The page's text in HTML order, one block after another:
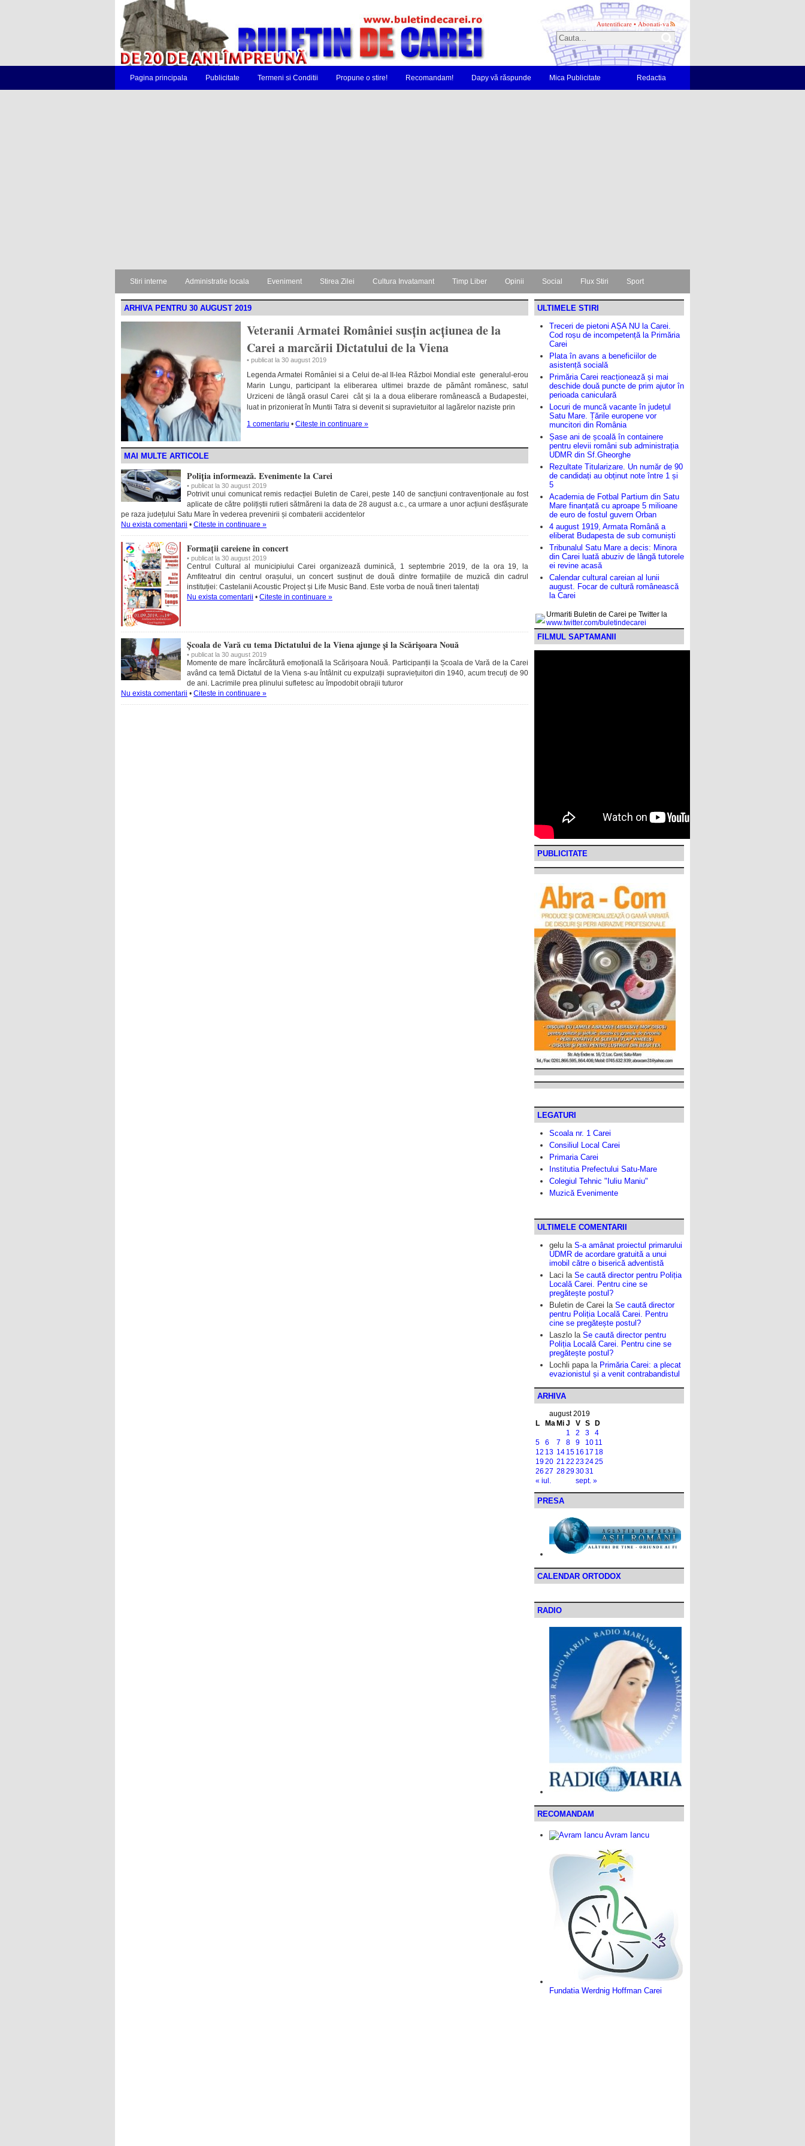
Autentificare • Abonati-va
Pagina principala Publicitate Termeni si Conditii Propune o stire! Recomandam! Dapy vă răspunde Mica Publicitate Redactia
Stiri interne Administratie locala Eveniment Stirea Zilei Cultura Invatamant Timp Liber Opinii Social Flux Stiri Sport
ARHIVA PENTRU 30 AUGUST 2019
Veteranii Armatei României susțin acțiunea de la
Carei a marcării Dictatului de la Viena
• publicat la 30 august 2019
Legenda Armatei României si a Celui de-al II-lea Război Mondial este generalul-erou
Marin Lungu, participant la eliberarea ultimei brazde de pământ românesc, satul
Urziceni de lângă orasul Carei cât și la a doua eliberare românească a Budapestei,
luat in prizonierat în Muntii Tatra si devenit si supravietuitor al lagărelor naziste prin
1 comentariu • Citeste in continuare »
MAI MULTE ARTICOLE
Poliția informează. Evenimente la Carei
• publicat la 30 august 2019
Potrivit unui comunicat remis redacției Buletin de Carei, peste 140 de sancțiuni contravenționale au fost
aplicate de către polițiștii rutieri sătmăreni la data de 28 august a.c., ca urmare a unor acțiuni desfășurate
pe raza județului Satu Mare în vederea prevenirii și combaterii accidentelor
Nu exista comentarii • Citeste in continuare »
Formații careiene în concert
• publicat la 30 august 2019
Centrul Cultural al municipiului Carei organizează duminică, 1 septembrie 2019, de la ora 19, la
Amfiteatrul din centrul orașului, un concert susținut de două dintre formațiile de muzică din cadrul
instituției: Castelanii Acoustic Project și Life Music Band. Este vorba de nouă tineri talentați
Nu exista comentarii • Citeste in continuare »
Școala de Vară cu tema Dictatului de la Viena ajunge și la Scărișoara Nouă
• publicat la 30 august 2019
Momente de mare încărcătură emoțională la Scărișoara Nouă. Participanții la Școala de Vară de la Carei
având ca temă Dictatul de la Viena s-au întâlnit cu expulzații supraviețuitori din 1940, acum trecuți de 90
de ani. Lacrimile prea plinului sufletesc au împodobit obrajii tuturor
Nu exista comentarii • Citeste in continuare »
ULTIMELE STIRI
Treceri de pietoni AȘA NU la Carei.
Cod roșu de incompetență la Primăria
Carei
Plata în avans a beneficiilor de
asistență socială
Primăria Carei reacționează și mai
deschide două puncte de prim ajutor în
perioada caniculară
Locuri de muncă vacante în județul
Satu Mare. Țările europene vor
muncitori din România
Șase ani de școală în containere
pentru elevii români sub administrația
UDMR din Sf.Gheorghe
Rezultate Titularizare. Un număr de 90
de candidați au obținut note între 1 și
5
Academia de Fotbal Partium din Satu
Mare finanțată cu aproape 5 milioane
de euro de fostul guvern Orban
4 august 1919, Armata Română a
eliberat Budapesta de sub comuniști
Tribunalul Satu Mare a decis: Minora
din Carei luată abuziv de lângă tutorele
ei revine acasă
Calendar cultural careian al lunii
august. Focar de cultură românească
la Carei
Urmariti Buletin de Carei pe Twitter la
www.twitter.com/buletindecarei
FILMUL SAPTAMANII
PUBLICITATE
LEGATURI
Scoala nr. 1 Carei
Consiliul Local Carei
Primaria Carei
Institutia Prefectului Satu-Mare
Colegiul Tehnic "Iuliu Maniu"
Muzică Evenimente
ULTIMELE COMENTARII
gelu la S-a amânat proiectul primarului
UDMR de acordare gratuită a unui
imobil către o biserică adventistă
Laci la Se caută director pentru Poliția
Locală Carei. Pentru cine se
pregătește postul?
Buletin de Carei la Se caută director
pentru Poliția Locală Carei. Pentru
cine se pregătește postul?
Laszlo la Se caută director pentru
Poliția Locală Carei. Pentru cine se
pregătește postul?
Lochli papala Primăria Carei: a plecat
evazionistul și a venit contrabandistul
ARHIVA
august 2019
L
Ma Mi J V S D
« iul. sept. »
1 2 3
4
5
6 7 8 9 10 11
12 13 14 15 16 17 18
1920 21 22 232425
26 27 28293031
PRESA
CALENDAR ORTODOX
RADIO
RECOMANDAM
Avram Iancu
Fundatia Werdnig Hoffman Carei